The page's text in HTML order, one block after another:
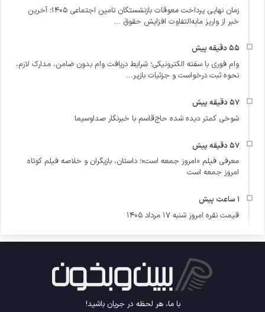
زمان نهایی پرداخت معوقات بازنشستگان تامین اجتماعی ۱۴۰۵؛ آخرین
خبر از واریز مابه‌التفاوت افزایش حقوق ...
وام فوری با سفته الکترونیکی؛ شرایط دریافت وام بدون ضامن، مدارک لازم،
نحوه ثبت درخواست و جزئیات بازپر...
شوخی کمتر دیده شده حاج‌قاسم با خبرنگار صداوسیما
معرفی فیلم «امروز جمعه است»؛ داستان، بازیگران و خلاصه فیلم کوتاه
امروز جمعه است
قیمت نقره امروز شنبه ۱۷ مرداد ۱۴۰۵
با ما، هر لحظه در جریان باشید!